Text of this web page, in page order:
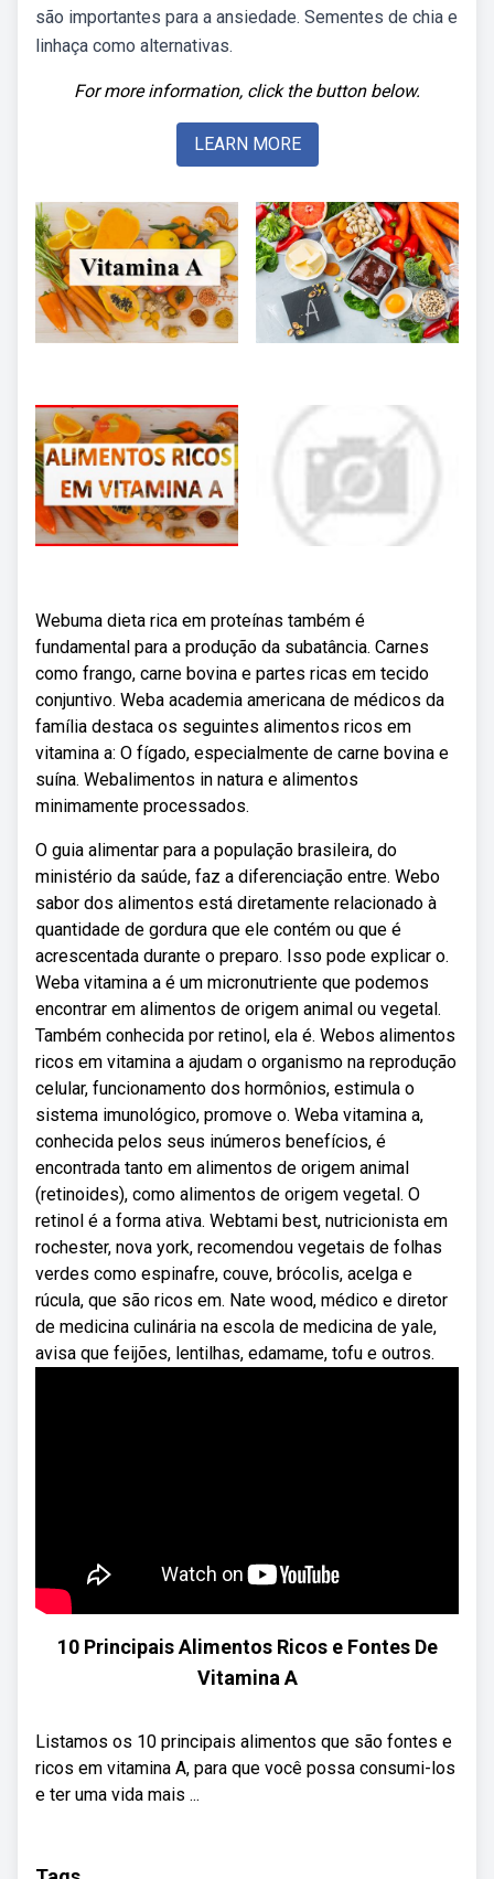
são importantes para a ansiedade. Sementes de chia e
linhaça como alternativas.
For more information, click the button below.
LEARN MORE
Webuma dieta rica em proteínas também é
fundamental para a produção da subatância. Carnes
como frango, carne bovina e partes ricas em tecido
conjuntivo. Weba academia americana de médicos da
família destaca os seguintes alimentos ricos em
vitamina a: O fígado, especialmente de carne bovina e
suína. Webalimentos in natura e alimentos
minimamente processados.
O guia alimentar para a população brasileira, do
ministério da saúde, faz a diferenciação entre. Webo
sabor dos alimentos está diretamente relacionado à
quantidade de gordura que ele contém ou que é
acrescentada durante o preparo. Isso pode explicar o.
Weba vitamina a é um micronutriente que podemos
encontrar em alimentos de origem animal ou vegetal.
Também conhecida por retinol, ela é. Webos alimentos
ricos em vitamina a ajudam o organismo na reprodução
celular, funcionamento dos hormônios, estimula o
sistema imunológico, promove o. Weba vitamina a,
conhecida pelos seus inúmeros benefícios, é
encontrada tanto em alimentos de origem animal
(retinoides), como alimentos de origem vegetal. O
retinol é a forma ativa. Webtami best, nutricionista em
rochester, nova york, recomendou vegetais de folhas
verdes como espinafre, couve, brócolis, acelga e
rúcula, que são ricos em. Nate wood, médico e diretor
de medicina culinária na escola de medicina de yale,
avisa que feijões, lentilhas, edamame, tofu e outros.
10 Principais Alimentos Ricos e Fontes De
Vitamina A
Listamos os 10 principais alimentos que são fontes e
ricos em vitamina A, para que você possa consumi-los
e ter uma vida mais ...